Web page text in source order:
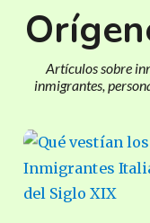
Artículos sobre
inmigrantes,